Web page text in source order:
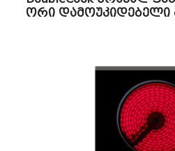
ორი დამოუკიდებელი